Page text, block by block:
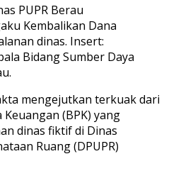
dinas. Insert:
Bidang Sumber Daya
mengejutkan terkuak dari
(BPK) yang
dinas fiktif di Dinas
Ruang (DPUPR)